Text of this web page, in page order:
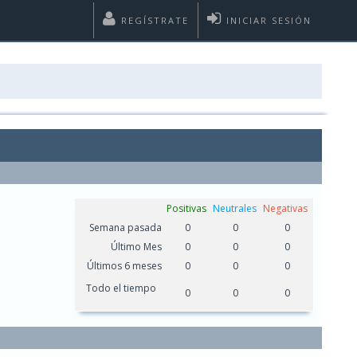
INICIAR SESIÓN
REGÍSTRATE
Positivas Neutrales Negativas
Semana pasada
0 0
0
Último Mes
0 0
0
Últimos 6 meses
0 0
0
Todo el tiempo
0 0 0